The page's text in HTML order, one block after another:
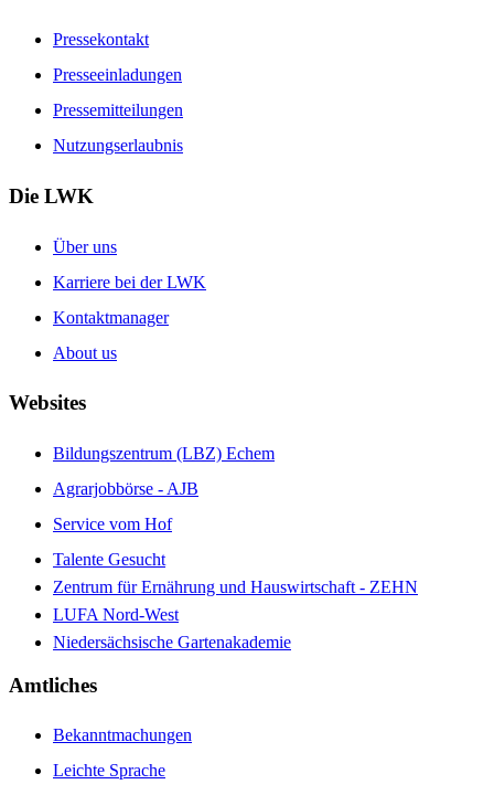
Pressekontakt
Presseeinladungen
Pressemitteilungen
Nutzungserlaubnis
Die LWK
Über uns
Karriere bei der LWK
Kontaktmanager
About us
Websites
Bildungszentrum (LBZ) Echem
Agrarjobbörse - AJB
Service vom Hof
Talente Gesucht
Zentrum für Ernährung und Hauswirtschaft - ZEHN
LUFA Nord-West
Niedersächsische Gartenakademie
Amtliches
Bekanntmachungen
Leichte Sprache